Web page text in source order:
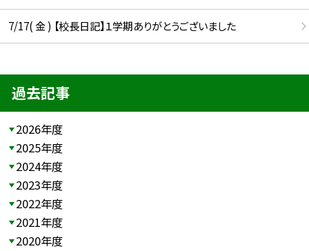
7/17( 金 ) 【校長日記】１学期ありがとうございました
過去記事
2026年度
2025年度
2024年度
2023年度
2022年度
2021年度
2020年度